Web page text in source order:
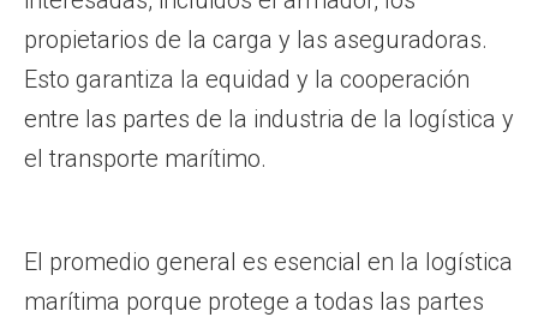
propietarios de la carga y las aseguradoras.
Esto garantiza la equidad y la cooperación
entre las partes de la industria de la logística y
el transporte marítimo.
El promedio general es esencial en la logística
marítima porque protege a todas las partes